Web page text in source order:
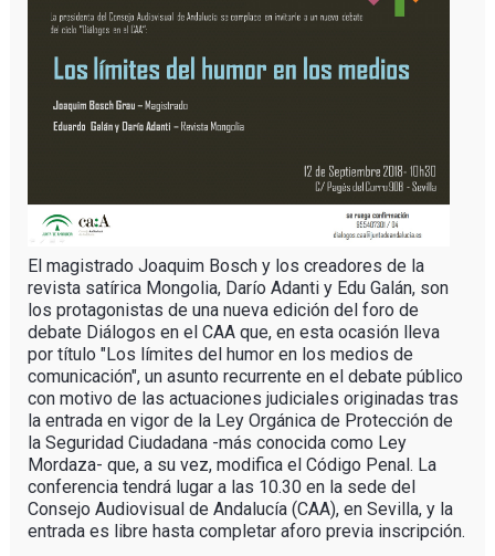
El magistrado Joaquim Bosch y los creadores de la
revista satírica Mongolia, Darío Adanti y Edu Galán, son
los protagonistas de una nueva edición del foro de
debate Diálogos en el CAA que, en esta ocasión lleva
por título "Los límites del humor en los medios de
comunicación", un asunto recurrente en el debate público
con motivo de las actuaciones judiciales originadas tras
la entrada en vigor de la Ley Orgánica de Protección de
la Seguridad Ciudadana -más conocida como Ley
Mordaza- que, a su vez, modifica el Código Penal. La
conferencia tendrá lugar a las 10.30 en la sede del
Consejo Audiovisual de Andalucía (CAA), en Sevilla, y la
entrada es libre hasta completar aforo previa inscripción.